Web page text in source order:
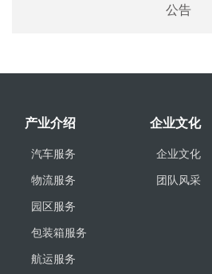
公告
产业介绍
汽车服务
物流服务
园区服务
包装箱服务
航运服务
企业文化
企业文化
团队风采